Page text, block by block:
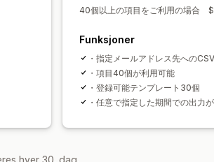
40個以上の項目をご利用の場合
Funksjoner
・指定メールアドレス先への
・項目40個が利用可能
・登録可能テンプレート30個
・任意で指定した期間での出力
hver 30. dag.